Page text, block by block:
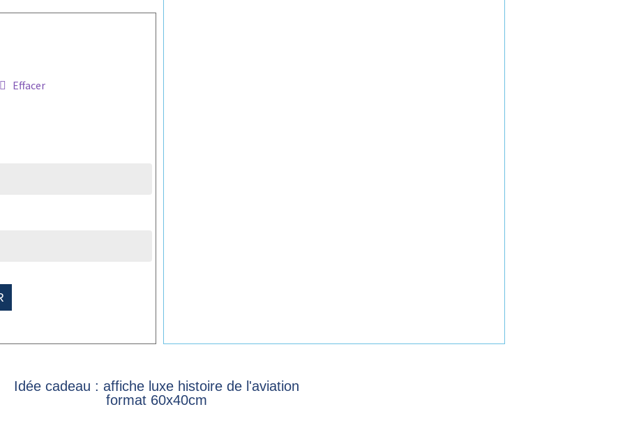
Effacer
Idée cadeau : affiche luxe histoire de l'aviation
format 60x40cm